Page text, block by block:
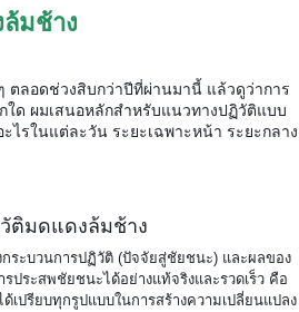
มช้าง
ตลอดช่วงสิบกว่าปีที่ผ่านมานี้ แล้วดูว่าการ
ด ผมเสนอหลักสำหรับแนวทางปฏิวัติแบบ
ไรในแต่ละวัน ระยะเฉพาะหน้า ระยะกลาง
ติมดแดงล้มช้าง
ะบวนการปฏิวัติ (ปัจจัยสู่ชัยชนะ) และผลของ
ระสพชัยชนะได้อย่างแท้จริงและรวดเร็ว คือ
เปรียบทุกรูปแบบในการสร้างความเปลี่ยนแปลง